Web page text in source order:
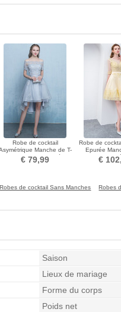
Robe de cocktail
Manche de T-
shirt Laçage Norme Elégant
€ 79,99
Robe de
Epurée
Manche
€
Robes de cocktail Sans Manches Robes
Saison
Lieux de mariage
Forme du corps
Poids net